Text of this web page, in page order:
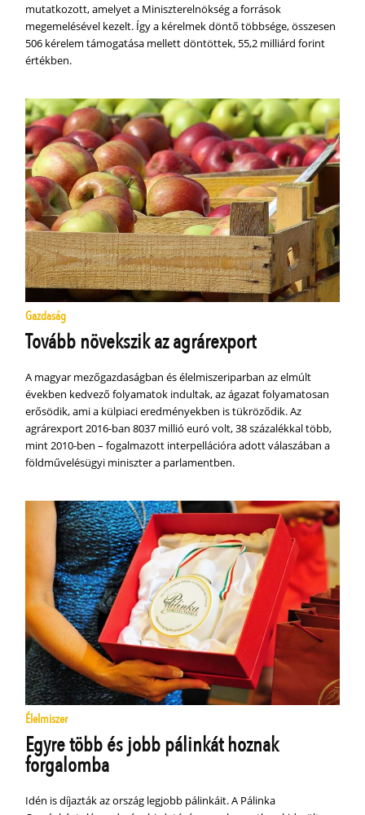
mutatkozott, amelyet a Miniszterelnökség a források
megemelésével kezelt. Így a kérelmek döntő többsége, összesen
506 kérelem támogatása mellett döntöttek, 55,2 milliárd forint
értékben.
Gazdaság
Tovább növekszik az agrárexport
A magyar mezőgazdaságban és élelmiszeriparban az elmúlt
években kedvező folyamatok indultak, az ágazat folyamatosan
erősödik, ami a külpiaci eredményekben is tükröződik. Az
agrárexport 2016-ban 8037 millió euró volt, 38 százalékkal több,
mint 2010-ben – fogalmazott interpellációra adott válaszában a
földművelésügyi miniszter a parlamentben.
Élelmiszer
Egyre több és jobb pálinkát hoznak
forgalomba
Idén is díjazták az ország legjobb pálinkáit. A Pálinka